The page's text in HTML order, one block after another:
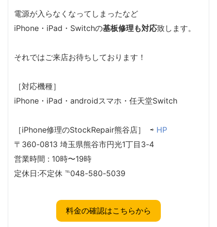
電源が入らなくなってしまったなど
iPhone・iPad・Switchの基板修理も対応致します。
それではご来店お待ちしております！
［対応機種］
iPhone・iPad・androidスマホ・任天堂Switch
［iPhone修理のStockRepair熊谷店］ ⇨ HP
〒360-0813 埼玉県熊谷市円光1丁目3-4
営業時間 : 10時〜19時
定休日:不定休 ℡048-580-5039
料金の確認はこちらから